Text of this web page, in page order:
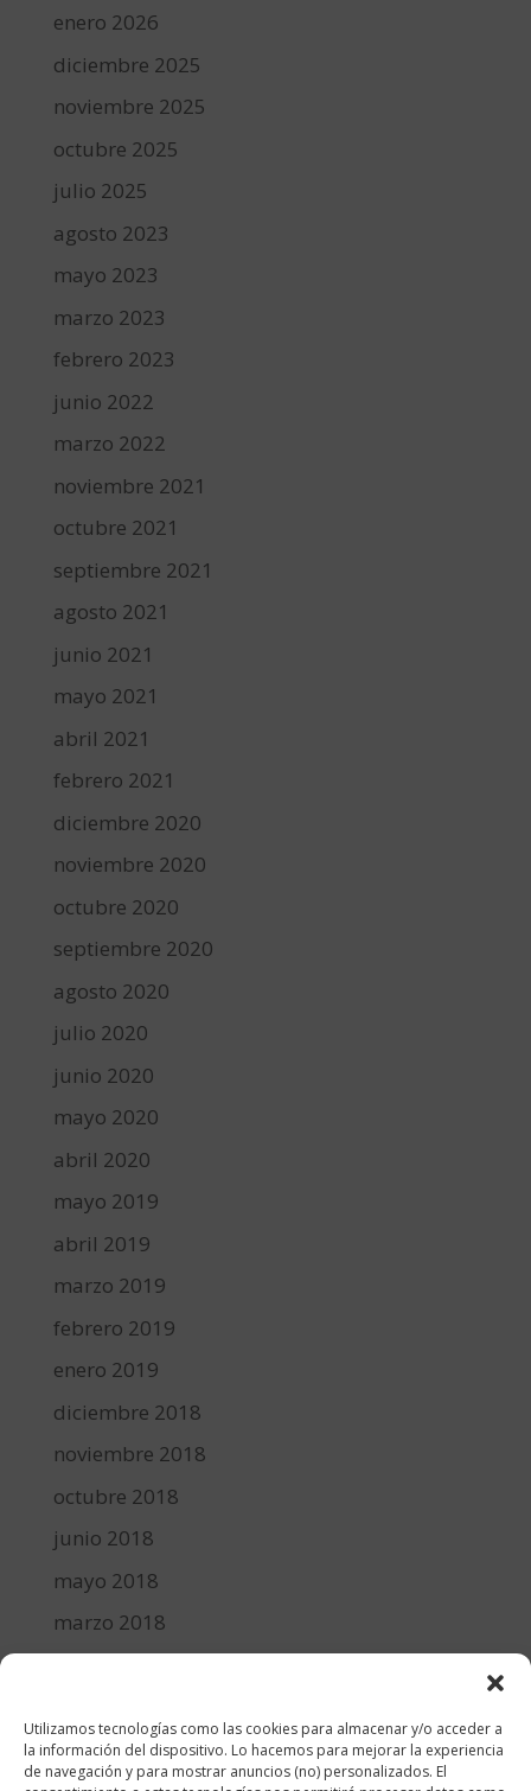
Utilizamos tecnologías como las cookies para almacenar y/o acceder a
la información del dispositivo. Lo hacemos para mejorar la experiencia
de navegación y para mostrar anuncios (no) personalizados. El
enero 2026
diciembre 2025
noviembre 2025
octubre 2025
julio 2025
agosto 2023
mayo 2023
marzo 2023
febrero 2023
junio 2022
marzo 2022
noviembre 2021
octubre 2021
septiembre 2021
agosto 2021
junio 2021
mayo 2021
abril 2021
febrero 2021
diciembre 2020
noviembre 2020
octubre 2020
septiembre 2020
agosto 2020
julio 2020
junio 2020
mayo 2020
abril 2020
mayo 2019
abril 2019
marzo 2019
febrero 2019
enero 2019
diciembre 2018
noviembre 2018
octubre 2018
junio 2018
mayo 2018
marzo 2018
diciembre 2017